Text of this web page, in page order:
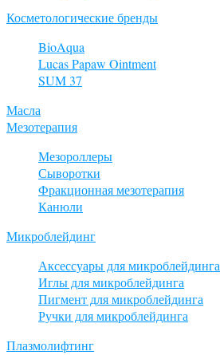
Косметологические бренды
BioAqua
Lucas Papaw Ointment
SUM 37
Масла
Мезотерапия
Мезороллеры
Сыворотки
Фракционная мезотерапия
Канюли
Микроблейдинг
Аксессуары для микроблейдинга
Иглы для микроблейдинга
Пигмент для микроблейдинга
Ручки для микроблейдинга
Плазмолифтинг